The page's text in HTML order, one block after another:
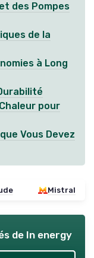
des Pompes
de la
à Long
pour
Vous Devez
Mistral
de In energy